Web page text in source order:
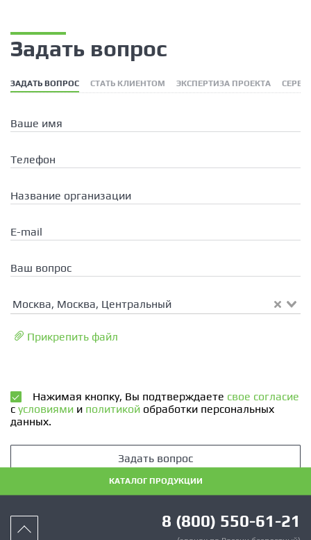
КАТАЛОГ ПРОДУКЦИИ
Задать вопрос
ЗАДАТЬ ВОПРОС СТАТЬ КЛИЕНТОМ ЭКСПЕРТИЗА ПРОЕКТА
Ваше имя
Телефон
Название организации
E-mail
Ваш вопрос
Москва, Москва, Центральный
Прикрепить файл
Нажимая кнопку, Вы подтверждаете свое согласие
с условиями и политикой обработки персональных
данных.
Задать вопрос
8 (800) 550-61-21